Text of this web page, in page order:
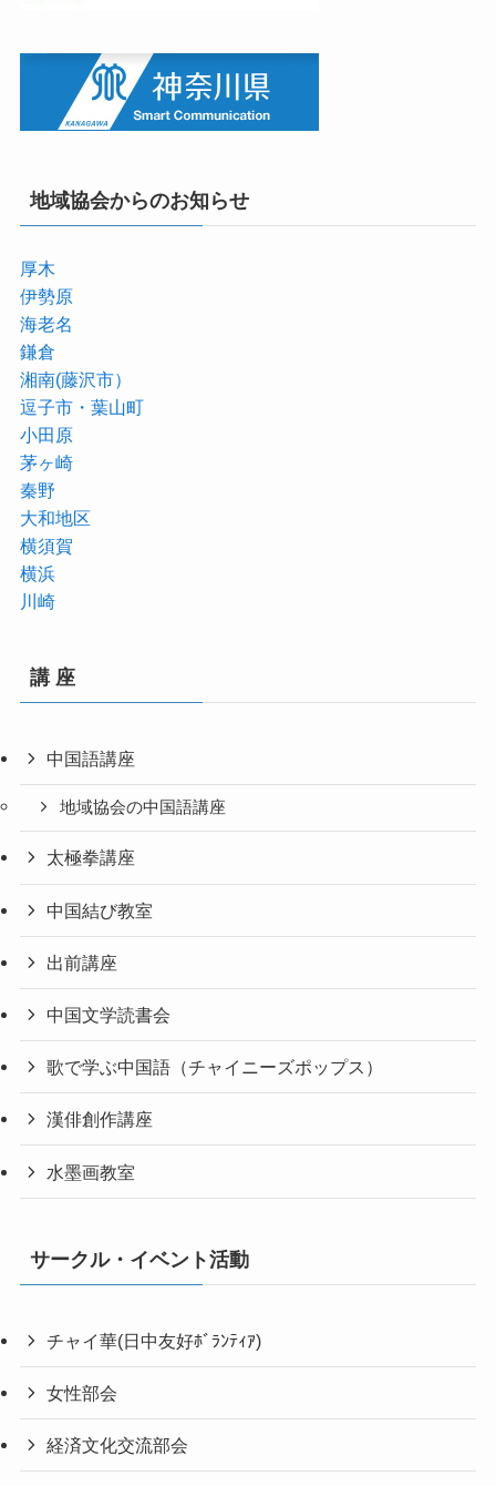
地域協会からのお知らせ
厚木
伊勢原
海老名
鎌倉
湘南(藤沢市）
逗子市・葉山町
小田原
茅ヶ崎
秦野
大和地区
横須賀
横浜
川崎
講 座
中国語講座
地域協会の中国語講座
太極拳講座
中国結び教室
出前講座
中国文学読書会
歌で学ぶ中国語（チャイニーズポップス）
漢俳創作講座
水墨画教室
サークル・イベント活動
チャイ華(日中友好ﾎﾞﾗﾝﾃｨｱ)
女性部会
経済文化交流部会